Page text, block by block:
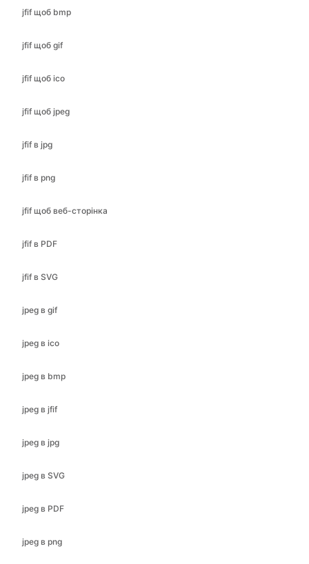
jfif щоб ico
jfif щоб jpeg
jfif в jpg
jfif в png
jfif щоб веб-сторінка
jfif в PDF
jfif в SVG
jpeg в gif
jpeg в ico
jpeg в bmp
jpeg в jfif
jpeg в jpg
jpeg в SVG
jpeg в PDF
jpeg в png
jpeg щоб webp
jpg в gif